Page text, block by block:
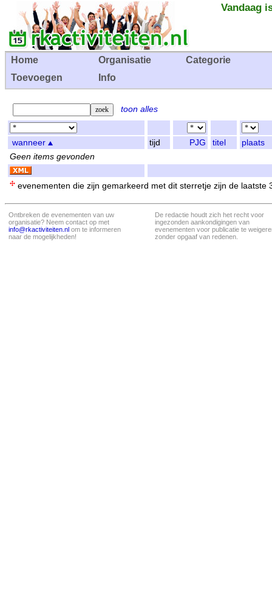
Vandaag
Home Organisatie
Categorie
Toevoegen
Info
toon alles
wanneer tijd PJG titel
plaats
Geen items gevonden
evenementen die zijn gemarkeerd met dit sterretje zijn de laatste
Ontbreken de evenementen van uw
organisatie? Neem contact op met
info@rkactiviteiten.nl om te informeren
naar de mogelijkheden!
De redactie houdt zich het recht voor
ingezonden aankondigingen van
evenementen voor publicatie te
zonder opgaaf van redenen.